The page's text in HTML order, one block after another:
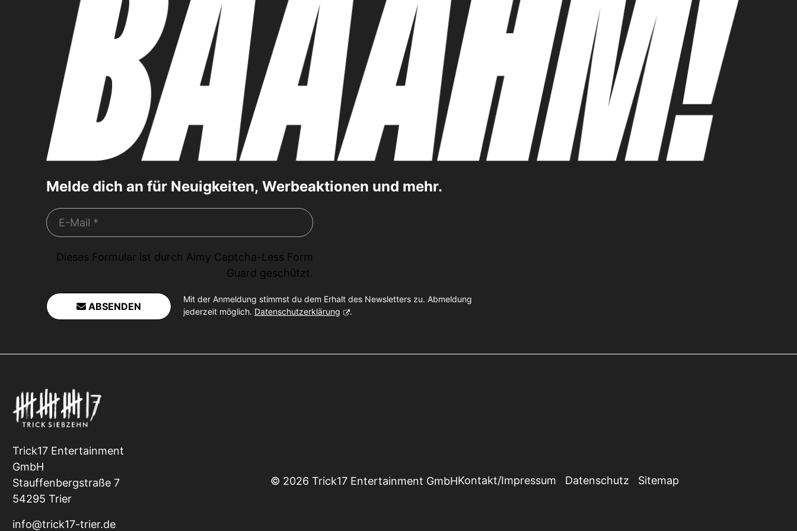
Melde dich an für Neuigkeiten, Werbeaktionen und mehr.
Dieses Formular ist durch Aimy Captcha-Less Form
Guard geschützt.
ABSENDEN
Mit der Anmeldung stimmst du dem Erhalt des Newsletters zu. Abmeldung
jederzeit möglich. Datenschutzerklärung .
Trick17 Entertainment
GmbH
Stauffenbergstraße 7
54295 Trier
info@trick17-trier.de
© 2026 Trick17 Entertainment GmbHKontakt/Impressum Datenschutz Sitemap